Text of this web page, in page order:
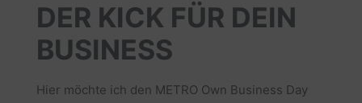
DER KICK FÜR DEIN
BUSINESS
Hier möchte ich den METRO Own Business Day